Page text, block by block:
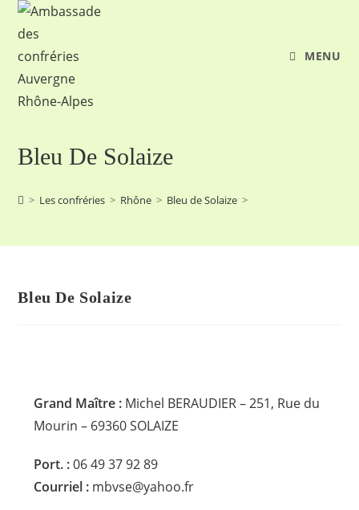
MENU
Bleu De Solaize
> Les confréries > Rhône > Bleu de Solaize >
Bleu De Solaize
Grand Maître : Michel BERAUDIER – 251, Rue du
Mourin – 69360 SOLAIZE
Port. :06 49 37 92 89
Courriel : mbvse@yahoo.fr